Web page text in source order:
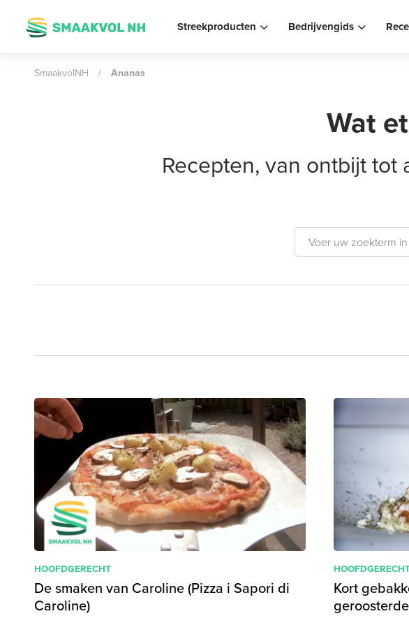
Streekproducten Bedrijvengids
SmaakvolNH / Ananas
Wat
Recepten, van ontbijt
HOOFDGERECHT
De smaken van Caroline (Pizza i Sapori di
Caroline)
Kort